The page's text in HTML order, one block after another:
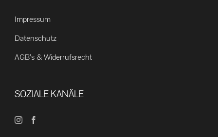
Impressum
Datenschutz
AGB’s & Widerrufsrecht
SOZIALE KANÄLE